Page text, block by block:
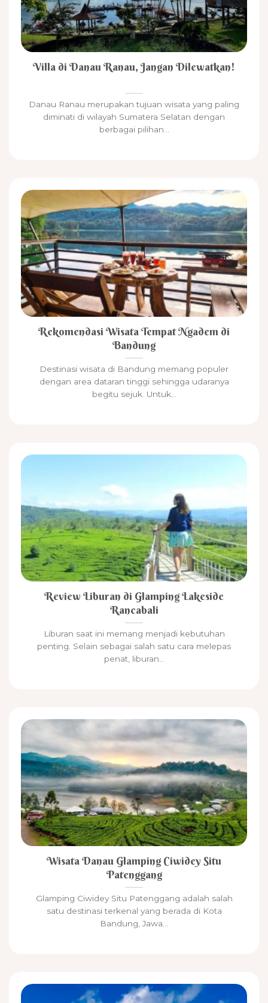
Wisata Danau Glamping Ciwidey Situ
Patenggang
Glamping Ciwidey Situ Patenggang adalah salah
satu destinasi terkenal yang berada di Kota
Bandung, Jawa...
Review Liburan di Glamping Lakeside
Rancabali
Liburan saat ini memang menjadi kebutuhan
penting. Selain sebagai salah satu cara melepas
penat, liburan...
Rekomendasi Wisata Tempat Ngadem di
Bandung
Destinasi wisata di Bandung memang populer
dengan area dataran tinggi sehingga udaranya
begitu sejuk. Untuk...
Villa di Danau Ranau, Jangan Dilewatkan!
Danau Ranau merupakan tujuan wisata yang paling
diminati di wilayah Sumatera Selatan dengan
berbagai pilihan...